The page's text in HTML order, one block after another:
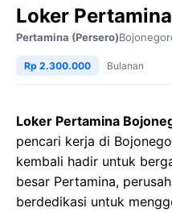
Loker
Pertamina (Persero)
Rp 2.300.000 Bulanan
Loker Pertamina
pencari kerja di
kembali hadir untuk
besar Pertamina,
berdedikasi untuk